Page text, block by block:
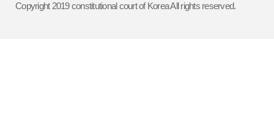
Copyright 2019 constitutional court of Korea All rights reserved.